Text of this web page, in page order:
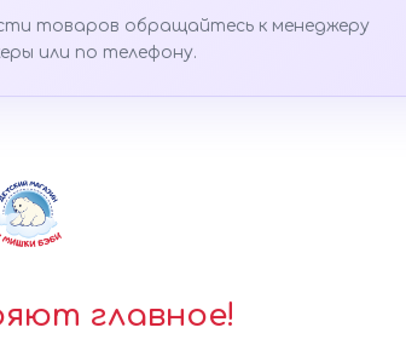
товаров обращайтесь к менеджеру
или по телефону.
главное!